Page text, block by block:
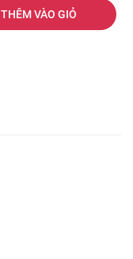
THÊM VÀO GIỎ